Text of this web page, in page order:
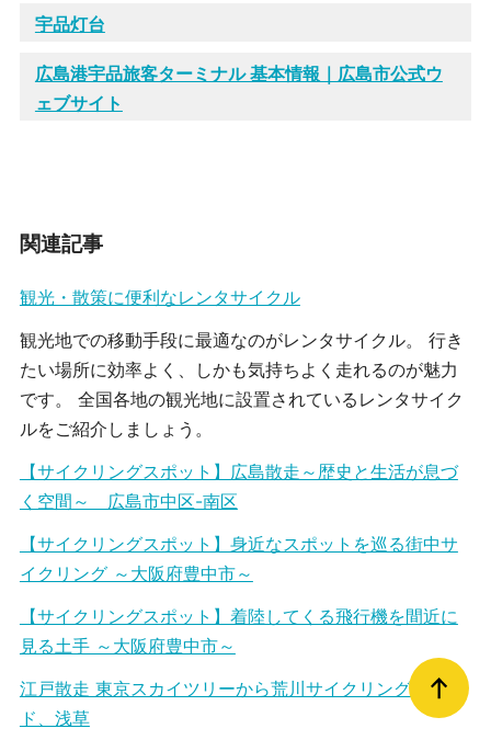
宇品灯台
広島港宇品旅客ターミナル 基本情報｜広島市公式ウ
ェブサイト
関連記事
観光・散策に便利なレンタサイクル
観光地での移動手段に最適なのがレンタサイクル。 行き
たい場所に効率よく、しかも気持ちよく走れるのが魅力
です。 全国各地の観光地に設置されているレンタサイク
ルをご紹介しましょう。
【サイクリングスポット】広島散走～歴史と生活が息づ
く空間～ 広島市中区-南区
【サイクリングスポット】身近なスポットを巡る街中サ
イクリング ～大阪府豊中市～
【サイクリングスポット】着陸してくる飛行機を間近に
見る土手 ～大阪府豊中市～
江戸散走 東京スカイツリーから荒川サイクリングロー
ド、浅草